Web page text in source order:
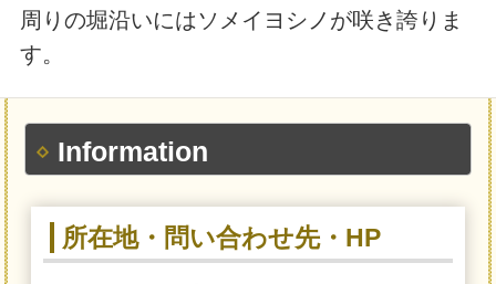
周りの堀沿いにはソメイヨシノが咲き誇りま
す。
Information
所在地・問い合わせ先・HP